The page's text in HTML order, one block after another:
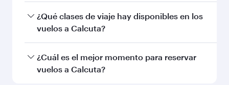
08 Ago 2026 - 11 Ago 2026 08 Ago 2026 - 12